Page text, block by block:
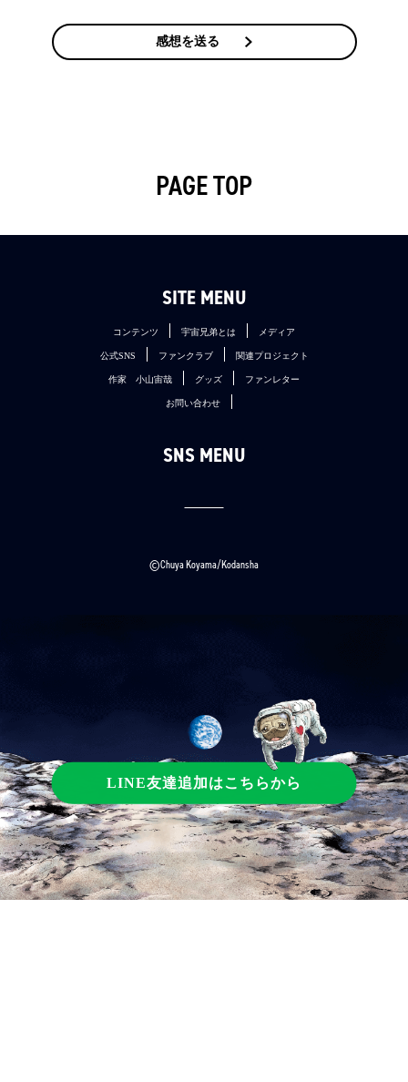
感想を送る
PAGE TOP
LINE友達追加はこちらから
SITE MENU
コンテンツ 宇宙兄弟とは メディア
公式SNS ファンクラブ 関連プロジェクト
作家 小山宙哉 グッズ ファンレター
お問い合わせ
SNS MENU
©Chuya Koyama/Kodansha